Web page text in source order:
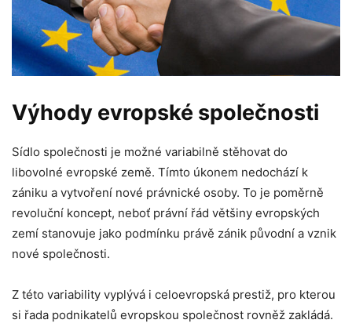
Výhody evropské společnosti
Sídlo společnosti je možné variabilně stěhovat do
libovolné evropské země. Tímto úkonem nedochází k
zániku a vytvoření nové právnické osoby. To je poměrně
revoluční koncept, neboť právní řád většiny evropských
zemí stanovuje jako podmínku právě zánik původní a vznik
nové společnosti.
Z této variability vyplývá i celoevropská prestiž, pro kterou
si řada podnikatelů evropskou společnost rovněž zakládá.